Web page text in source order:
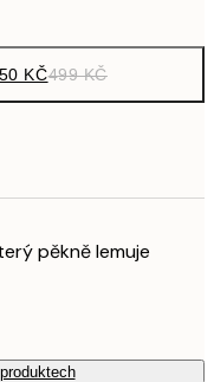
KČ499 KČ
pěkně lemuje